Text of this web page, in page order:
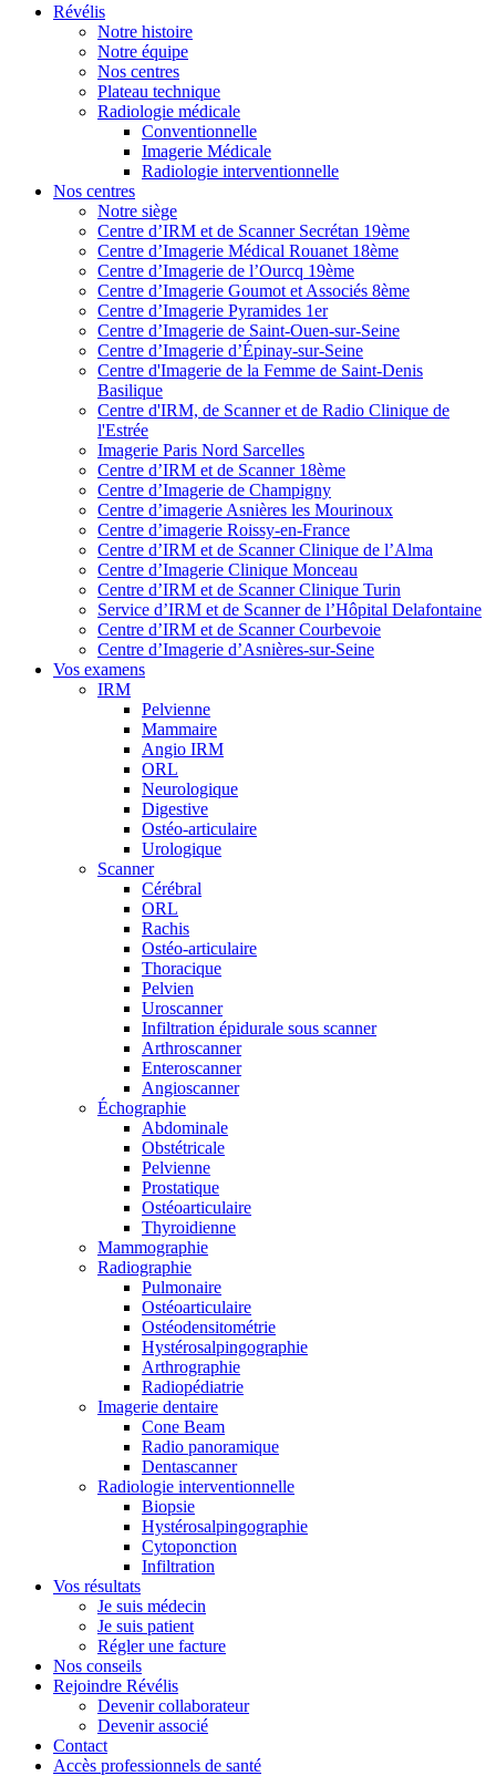
Révélis
Notre histoire
Notre équipe
Nos centres
Plateau technique
Radiologie médicale
Conventionnelle
Imagerie Médicale
Radiologie interventionnelle
Nos centres
Notre siège
Centre d’IRM et de Scanner Secrétan 19ème
Centre d’Imagerie Médical Rouanet 18ème
Centre d’Imagerie de l’Ourcq 19ème
Centre d’Imagerie Goumot et Associés 8ème
Centre d’Imagerie Pyramides 1er
Centre d’Imagerie de Saint-Ouen-sur-Seine
Centre d’Imagerie d’Épinay-sur-Seine
Centre d'Imagerie de la Femme de Saint-Denis
Basilique
Centre d'IRM, de Scanner et de Radio Clinique de
l'Estrée
Imagerie Paris Nord Sarcelles
Centre d’IRM et de Scanner 18ème
Centre d’Imagerie de Champigny
Centre d’imagerie Asnières les Mourinoux
Centre d’imagerie Roissy-en-France
Centre d’IRM et de Scanner Clinique de l’Alma
Centre d’Imagerie Clinique Monceau
Centre d’IRM et de Scanner Clinique Turin
Service d’IRM et de Scanner de l’Hôpital Delafontaine
Centre d’IRM et de Scanner Courbevoie
Centre d’Imagerie d’Asnières-sur-Seine
Vos examens
IRM
Pelvienne
Mammaire
Angio IRM
ORL
Neurologique
Digestive
Ostéo-articulaire
Urologique
Scanner
Cérébral
ORL
Rachis
Ostéo-articulaire
Thoracique
Pelvien
Uroscanner
Infiltration épidurale sous scanner
Arthroscanner
Enteroscanner
Angioscanner
Échographie
Abdominale
Obstétricale
Pelvienne
Prostatique
Ostéoarticulaire
Thyroidienne
Mammographie
Radiographie
Pulmonaire
Ostéoarticulaire
Ostéodensitométrie
Hystérosalpingographie
Arthrographie
Radiopédiatrie
Imagerie dentaire
Cone Beam
Radio panoramique
Dentascanner
Radiologie interventionnelle
Biopsie
Hystérosalpingographie
Cytoponction
Infiltration
Vos résultats
Je suis médecin
Je suis patient
Régler une facture
Nos conseils
Rejoindre Révélis
Devenir collaborateur
Devenir associé
Contact
Accès professionnels de santé